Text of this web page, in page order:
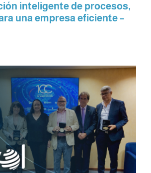
inteligente de procesos,
una empresa eficiente –